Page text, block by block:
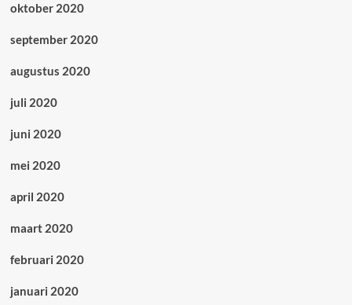
oktober 2020
september 2020
augustus 2020
juli 2020
juni 2020
mei 2020
april 2020
maart 2020
februari 2020
januari 2020